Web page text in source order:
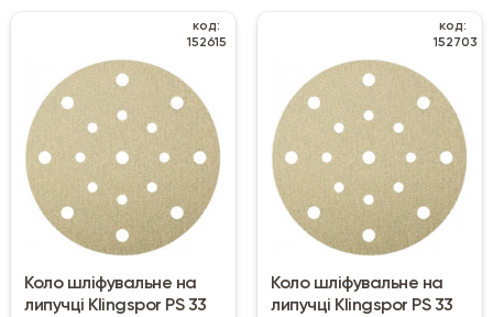
код:
152615
Коло шліфувальне на
липучці Klingspor PS 33
код:
152703
Коло шліфувальне на
липучці Klingspor PS 33